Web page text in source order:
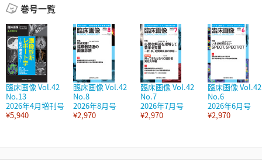
巻号一覧
臨床画像 Vol.42
No.13
2026年4月増刊号
¥5,940
臨床画像 Vol.42
No.8
2026年8月号
¥2,970
臨床画像 Vol.42
No.7
2026年7月号
¥2,970
臨床画像 Vol.42
No.6
2026年6月号
¥2,970